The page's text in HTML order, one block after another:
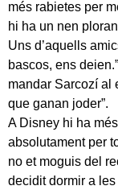
més rabietes per
hi ha un nen
Uns d’aquells
bascos, ens
mandar Sarcozí al
que ganan joder”.
A Disney hi ha
absolutament per
no et moguis del
decidit dormir a les